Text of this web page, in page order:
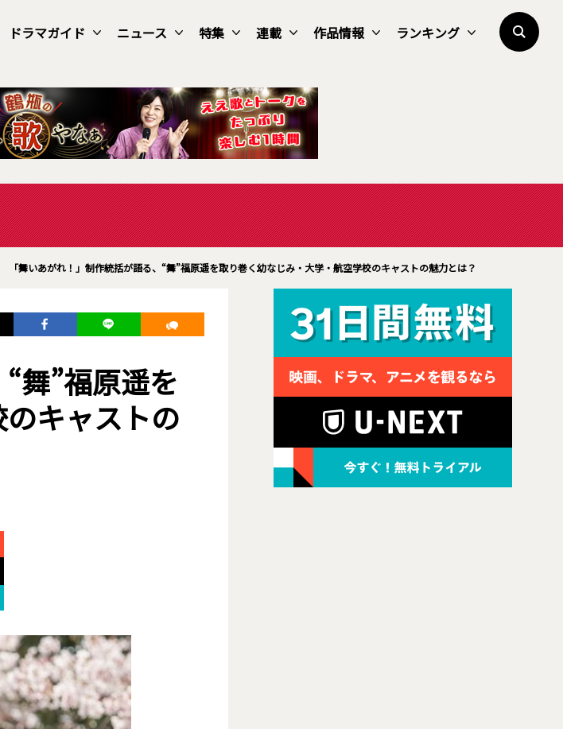
ドラマガイド ニュース 特集 連載 作品情報 ランキング
「舞いあがれ！」制作統括が語る、“舞”福原遥を取り巻く幼なじみ・大学・航空学校のキャストの魅力とは？
舞”福原遥を
キャストの